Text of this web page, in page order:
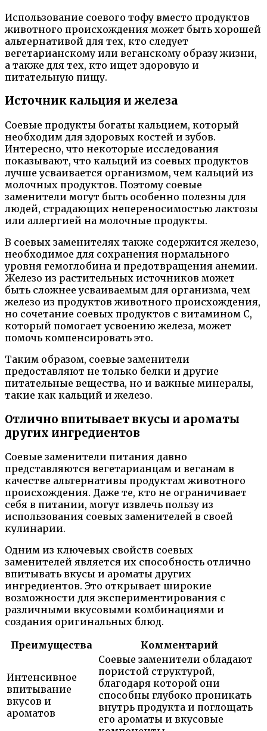
Использование соевого тофу вместо продуктов
животного происхождения может быть хорошей
альтернативой для тех, кто следует
вегетарианскому или веганскому образу жизни,
а также для тех, кто ищет здоровую и
питательную пищу.
Источник кальция и железа
Соевые продукты богаты кальцием, который
необходим для здоровых костей и зубов.
Интересно, что некоторые исследования
показывают, что кальций из соевых продуктов
лучше усваивается организмом, чем кальций из
молочных продуктов. Поэтому соевые
заменители могут быть особенно полезны для
людей, страдающих непереносимостью лактозы
или аллергией на молочные продукты.
В соевых заменителях также содержится железо,
необходимое для сохранения нормального
уровня гемоглобина и предотвращения анемии.
Железо из растительных источников может
быть сложнее усваиваемым для организма, чем
железо из продуктов животного происхождения,
но сочетание соевых продуктов с витамином C,
который помогает усвоению железа, может
помочь компенсировать это.
Таким образом, соевые заменители
предоставляют не только белки и другие
питательные вещества, но и важные минералы,
такие как кальций и железо.
Отлично впитывает вкусы и ароматы
других ингредиентов
Соевые заменители питания давно
представляются вегетарианцам и веганам в
качестве альтернативы продуктам животного
происхождения. Даже те, кто не ограничивает
себя в питании, могут извлечь пользу из
использования соевых заменителей в своей
кулинарии.
Одним из ключевых свойств соевых
заменителей является их способность отлично
впитывать вкусы и ароматы других
ингредиентов. Это открывает широкие
возможности для экспериментирования с
различными вкусовыми комбинациями и
создания оригинальных блюд.
Преимущества
Комментарий
Интенсивное
впитывание
вкусов и
ароматов
Соевые заменители обладают
пористой структурой,
благодаря которой они
способны глубоко проникать
внутрь продукта и поглощать
его ароматы и вкусовые